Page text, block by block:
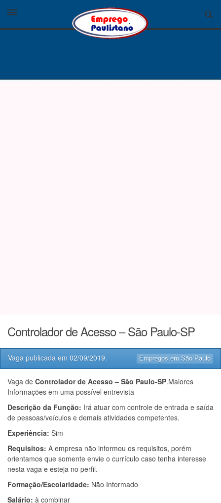
Controlador de Acesso – São Paulo-SP
Empregos em São Paulo
Vaga publicada em 02/09/2019.
Vaga de Controlador de Acesso – São Paulo-SP.Maiores
Informações em uma possível entrevista
Descrição da Função: Irá atuar com controle de entrada e saída
de pessoas/veículos e demais atividades competentes.
Experiência: Sim
Requisitos: A empresa não informou os requisitos, porém
orientamos que somente envie o currículo caso tenha interesse
nesta vaga e esteja no perfil.
Formação/Escolaridade: Não Informado
Salário: à combinar